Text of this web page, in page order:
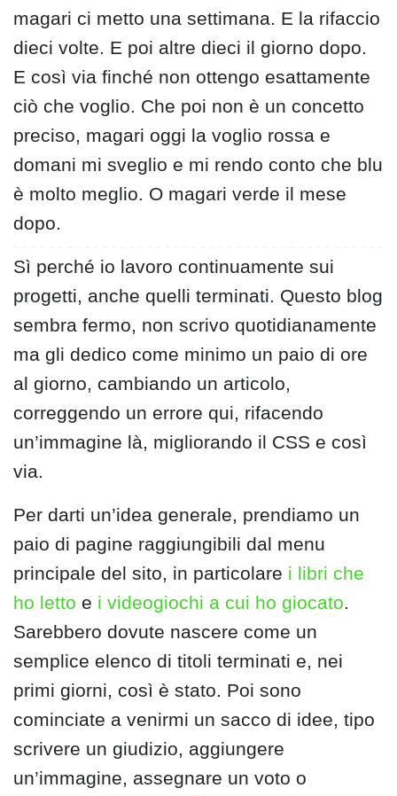
magari ci metto una settimana. E la rifaccio
dieci volte. E poi altre dieci il giorno dopo.
E così via finché non ottengo esattamente
ciò che voglio. Che poi non è un concetto
preciso, magari oggi la voglio rossa e
domani mi sveglio e mi rendo conto che blu
è molto meglio. O magari verde il mese
dopo.
Sì perché io lavoro continuamente sui
progetti, anche quelli terminati. Questo blog
sembra fermo, non scrivo quotidianamente
ma gli dedico come minimo un paio di ore
al giorno, cambiando un articolo,
correggendo un errore qui, rifacendo
un’immagine là, migliorando il CSS e così
via.
Per darti un’idea generale, prendiamo un
paio di pagine raggiungibili dal menu
principale del sito, in particolare i libri che
ho letto e i videogiochi a cui ho giocato.
Sarebbero dovute nascere come un
semplice elenco di titoli terminati e, nei
primi giorni, così è stato. Poi sono
cominciate a venirmi un sacco di idee, tipo
scrivere un giudizio, aggiungere
un’immagine, assegnare un voto o